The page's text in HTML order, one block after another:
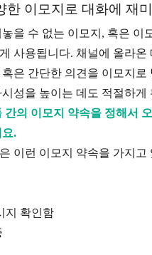
한 이모지로 대화에 재
을 수 없는 이모지, 혹은 이
사용됩니다. 채널에 올라온
은 간단한 의견을 이모지로
성을 높이는 데도 적절하게
간의 이모지 약속을 정해서
.
이런 이모지 약속을 가지고
지 확인함